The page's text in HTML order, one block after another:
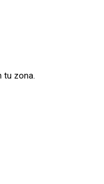
tu zona.